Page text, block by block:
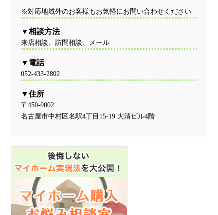
※対応地域外のお客様もお気軽にお問い合わせください
相談方法
来店相談、訪問相談、メール
電話
052-433-2802
住所
〒450-0002
名古屋市中村区名駅4丁目15-19 大清ビル4階